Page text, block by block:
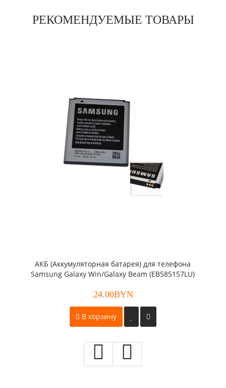
РЕКОМЕНДУЕМЫЕ ТОВАРЫ
АКБ (Аккумуляторная батарея) для телефона
Samsung Galaxy Win/Galaxy Beam (EB585157LU)
24.00BYN
В корзину